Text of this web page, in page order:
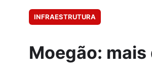
INFRAESTRUTURA
Moegão: